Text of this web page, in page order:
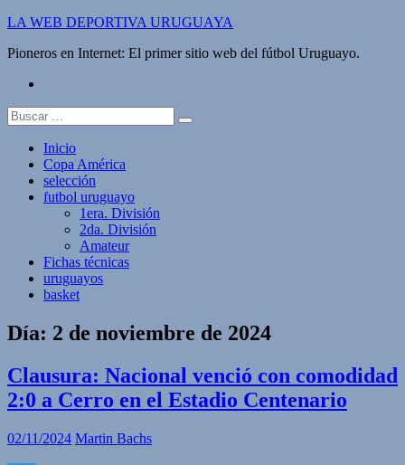
Saltar
contenido
LA WEB DEPORTIVA URUGUAYA
Pioneros en Internet: El primer sitio web del fútbol Uruguayo.
Buscar:
Inicio
Copa América
selección
futbol uruguayo
1era. División
2da. División
Amateur
Fichas técnicas
uruguayos
basket
Día: 2 de noviembre de 2024
Clausura: Nacional venció con comodidad
2:0 a Cerro en el Estadio Centenario
02/11/2024 Martin Bachs